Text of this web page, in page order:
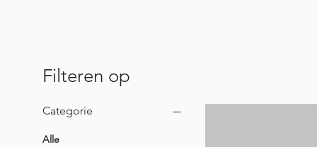
Filteren op
Categorie
Alle